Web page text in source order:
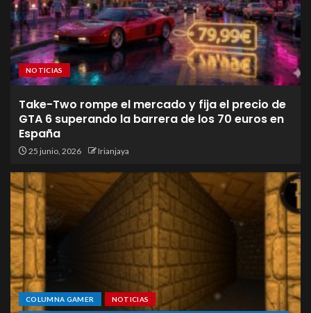
NOTICIAS
Take-Two rompe el mercado y fija el precio de
GTA 6 superando la barrera de los 70 euros en
España
25 junio, 2026 Irianjaya
COLUMNA GAMER NOTICIAS